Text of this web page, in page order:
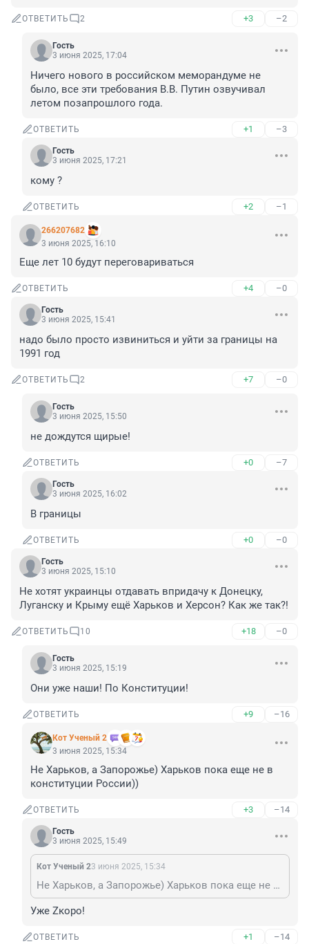
ОТВЕТИТЬ 2 +3 –2
Гость
3 июня 2025, 17:04
Ничего нового в российском меморандуме не
было, все эти требования В.В. Путин озвучивал
летом позапрошлого года.
ОТВЕТИТЬ +1 –3
Гость
3 июня 2025, 17:21
кому ?
ОТВЕТИТЬ +2 –1
266207682
3 июня 2025, 16:10
Еще лет 10 будут переговариваться
ОТВЕТИТЬ +4 –0
Гость
3 июня 2025, 15:41
надо было просто извиниться и уйти за границы на
1991 год
ОТВЕТИТЬ 2 +7 –0
Гость
3 июня 2025, 15:50
не дождутся щирые!
ОТВЕТИТЬ +0 –7
Гость
3 июня 2025, 16:02
В границы
ОТВЕТИТЬ +0 –0
Гость
3 июня 2025, 15:10
Не хотят украинцы отдавать впридачу к Донецку,
Луганску и Крыму ещё Харьков и Херсон? Как же так?!
ОТВЕТИТЬ 10 +18 –0
Гость
3 июня 2025, 15:19
Они уже наши! По Конституции!
ОТВЕТИТЬ +9 –16
Кот Ученый 2
3 июня 2025, 15:34
Не Харьков, а Запорожье) Харьков пока еще не в
конституции России))
ОТВЕТИТЬ +3 –14
Гость
3 июня 2025, 15:49
Кот Ученый 23 июня 2025, 15:34
Не Харьков, а Запорожье) Харьков пока еще не в конституции России))
Уже Zкоро!
ОТВЕТИТЬ +1 –14